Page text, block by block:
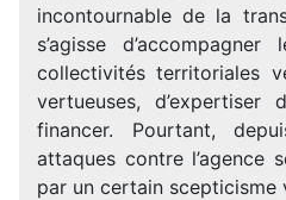
incontournable de la
s’agisse
collectivités territoriales
vertueuses,
financer. Pourtant,
attaques contre l’agence
par un certain scepticisme